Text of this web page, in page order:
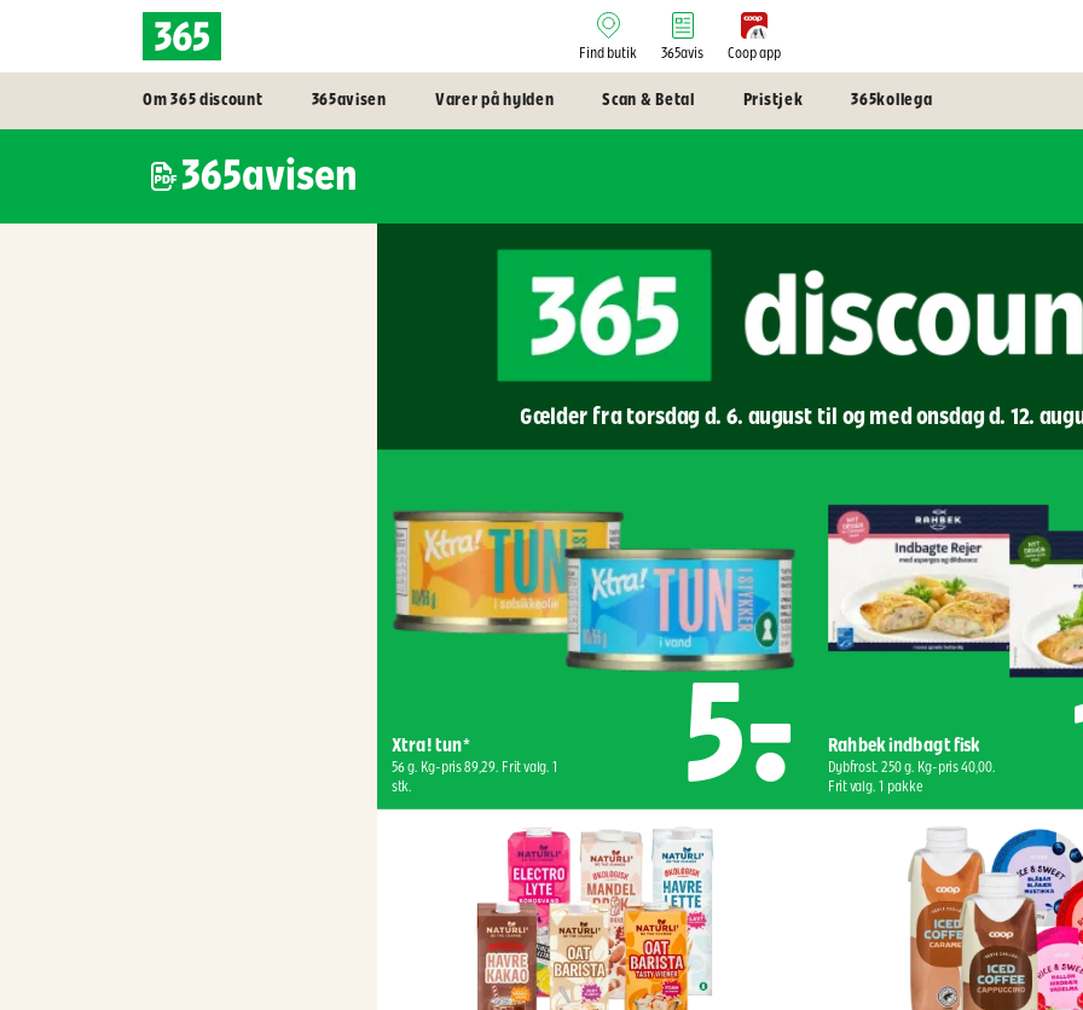
Find butik 365avis Coop app
Om 365 discount 365avisen Varer på hylden Scan & Betal Pristjek 365kollega
365avisen
Xtra! tun*
56 g. Kg-pris 89,29. Frit valg. 1
stk.
5,- Rahbek indbagt fisk
Dybfrost. 250 g. Kg-pris 40,00.
Frit valg. 1 pakke
Gælder fra torsdag d. 6. august til og med onsdag d. 12.